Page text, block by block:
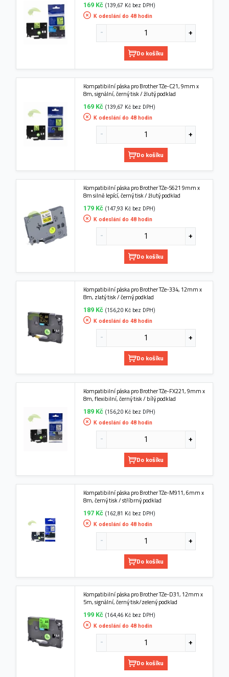
169 Kč (139,67 Kč bez DPH)
K odeslání do 48 hodin
Do košíku
Kompatibilní páska pro Brother TZe-C21, 9mm x
8m, signální, černý tisk / žlutý podklad
169 Kč (139,67 Kč bez DPH)
K odeslání do 48 hodin
Do košíku
Kompatibilní páska pro Brother TZe-S621 9mm x
8m silně lepící, černý tisk / žlutý podklad
179 Kč (147,93 Kč bez DPH)
K odeslání do 48 hodin
Do košíku
Kompatibilní páska pro Brother TZe-334, 12mm x
8m, zlatý tisk / černý podklad
189 Kč (156,20 Kč bez DPH)
K odeslání do 48 hodin
Do košíku
Kompatibilní páska pro Brother TZe-FX221, 9mm x
8m, flexibilní, černý tisk / bílý podklad
189 Kč (156,20 Kč bez DPH)
K odeslání do 48 hodin
Do košíku
Kompatibilní páska pro Brother TZe-M911, 6mm x
8m, černý tisk / stříbrný podklad
197 Kč (162,81 Kč bez DPH)
K odeslání do 48 hodin
Do košíku
Kompatibilní páska pro Brother TZe-D31, 12mm x
5m, signální, černý tisk/zelený podklad
199 Kč (164,46 Kč bez DPH)
K odeslání do 48 hodin
Do košíku